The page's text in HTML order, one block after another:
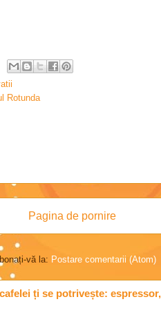
Rotunda
Pagina de pornire
vă la: Postare comentarii (Atom)
ți se potrivește: